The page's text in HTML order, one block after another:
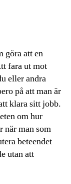
göra att en
fara ut mot
eller andra
på att man är
klara sitt jobb.
om hur
när man som
beteendet
utan att